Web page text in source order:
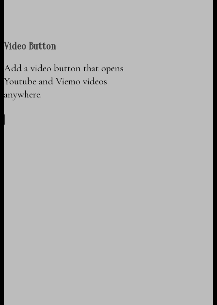
Video Button
Add a video button that opens
Youtube and Viemo videos
anywhere.